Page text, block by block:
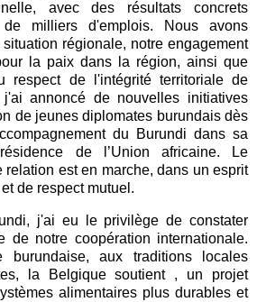
avec des résultats concrets
milliers d'emplois. Nous avons
régionale, notre engagement
la paix dans la région, ainsi que
respect de l'intégrité territoriale de
annoncé de nouvelles initiatives
de jeunes diplomates burundais dès
du Burundi dans sa
de l’Union africaine. Le
relation est en marche, dans un esprit
de respect mutuel.
j'ai eu le privilège de constater
de notre coopération internationale.
burundaise, aux traditions locales
la Belgique soutient , un projet
alimentaires plus durables et